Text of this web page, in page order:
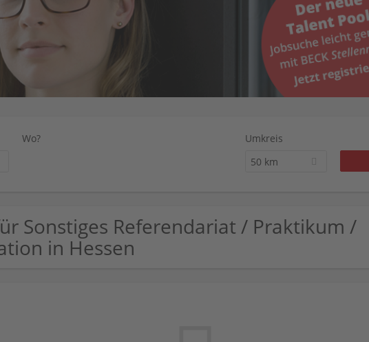
Wo?
Umkreis
50 km
Sonstiges Referendariat / Praktikum /
in Hessen